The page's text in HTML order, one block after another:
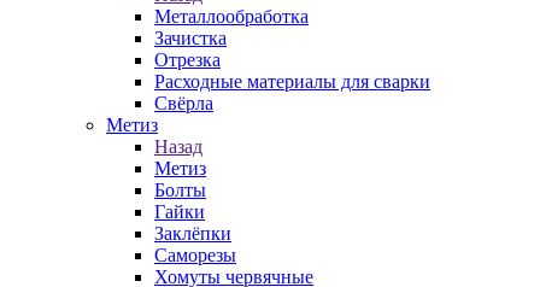
Металлообработка
Зачистка
Отрезка
Расходные материалы для сварки
Свёрла
Метиз
Назад
Метиз
Болты
Гайки
Заклёпки
Саморезы
Хомуты червячные